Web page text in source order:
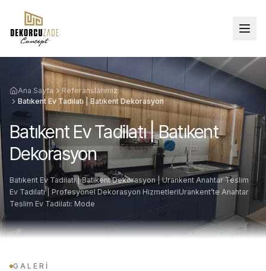
Ana Sayfa
Referanslarımız
Batıkent Ev Tadilatı | Batıkent Dekorasyon
Batıkent Ev Tadilatı | Batıkent
Dekorasyon
Batıkent Ev Tadilatı | Batıkent Dekorasyon | Urankent Anahtar Teslim
Ev Tadilatı | Profesyonel Dekorasyon HizmetleriUrankent’te Anahtar
Teslim Ev Tadilatı: Mode
GALERİ